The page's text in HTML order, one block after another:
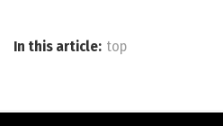
In this article: top